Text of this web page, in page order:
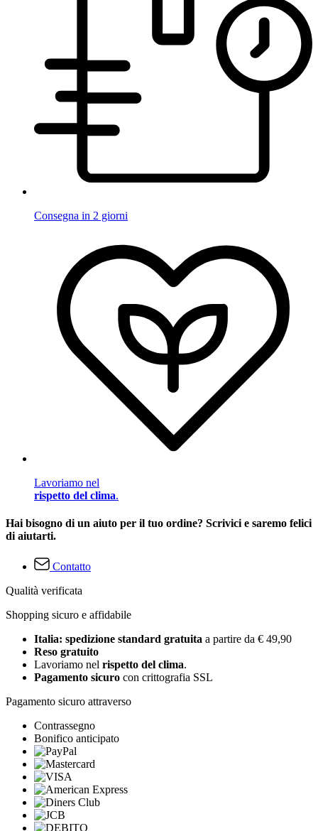
Consegna in 2 giorni
Lavoriamo nel
rispetto del clima.
Hai bisogno di un aiuto per il tuo ordine? Scrivici e saremo felici
di aiutarti.
Contatto
Qualità verificata
Shopping sicuro e affidabile
Italia: spedizione standard gratuita a partire da € 49,90
Reso gratuito
Lavoriamo nel rispetto del clima.
Pagamento sicuro con crittografia SSL
Pagamento sicuro attraverso
Contrassegno
Bonifico anticipato